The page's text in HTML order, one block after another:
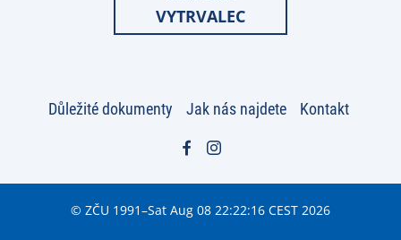
VYTRVALEC
Důležité dokumenty Jak nás najdete Kontakt
© ZČU 1991–Sat Aug 08 22:22:16 CEST 2026